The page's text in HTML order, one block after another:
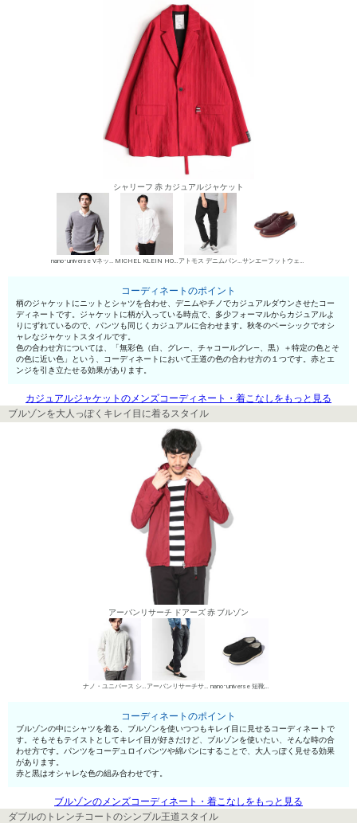
シャリーフ 赤 カジュアルジャケット
nano･universe Vネックセーター MICHEL KLEIN HOMME シャツ アトモス デニムパンツ・ジーンズ サンエーフットウェア 短靴・レザーシューズ
コーディネートのポイント
柄のジャケットにニットとシャツを合わせ、デニムやチノでカジュアルダウンさせたコー
ディネートです。ジャケットに柄が入っている時点で、多少フォーマルからカジュアルよ
りにずれているので、パンツも同じくカジュアルに合わせます。秋冬のベーシックでオシ
ャレなジャケットスタイルです。
色の合わせ方については、「無彩色（白、グレ—、チャコールグレ—、黒）＋特定の色とそ
の色に近い色」という、コーディネートにおいて王道の色の合わせ方の１つです。赤とエ
ンジを引き立たせる効果があります。
カジュアルジャケットのメンズコーディネート・着こなしをもっと見る
ブルゾンを大人っぽくキレイ目に着るスタイル
アーバンリサーチ ドアーズ 赤 ブルゾン
ナノ・ユニバース シャツ アーバンリサーチサニーレーベル（メンズ） コーデュロイパンツ nano･universe 短靴・レザーシューズ
コーディネートのポイント
ブルゾンの中にシャツを着る、ブルゾンを使いつつもキレイ目に見せるコーディネートで
す。そもそもテイストとしてキレイ目が好きだけど、ブルゾンを使いたい、そんな時の合
わせ方です。パンツをコーデュロイパンツや綿パンにすることで、大人っぽく見せる効果
があります。
赤と黒はオシャレな色の組み合わせです。
ブルゾンのメンズコーディネート・着こなしをもっと見る
ダブルのトレンチコートのシンプル王道スタイル